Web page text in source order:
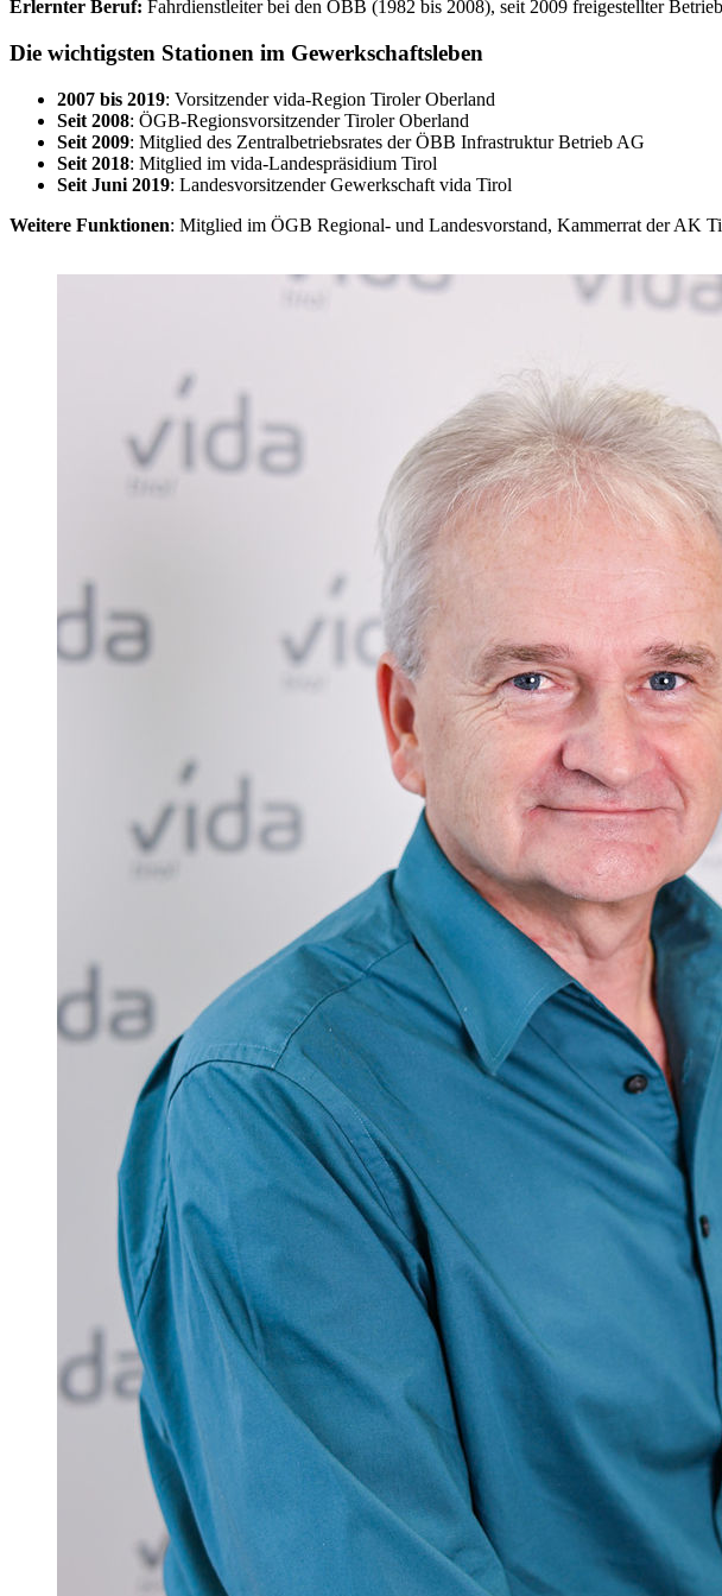
Erlernter Beruf: Fahrdienstleiter bei den ÖBB (1982 bis 2008), seit 2009 freigestellter
Die wichtigsten Stationen im Gewerkschaftsleben
2007 bis 2019: Vorsitzender vida-Region Tiroler Oberland
Seit 2008: ÖGB-Regionsvorsitzender Tiroler Oberland
Seit 2009: Mitglied des Zentralbetriebsrates der ÖBB Infrastruktur Betrieb AG
Seit 2018: Mitglied im vida-Landespräsidium Tirol
Seit Juni 2019: Landesvorsitzender Gewerkschaft vida Tirol
Weitere Funktionen: Mitglied im ÖGB Regional- und Landesvorstand, Kammerrat der AK